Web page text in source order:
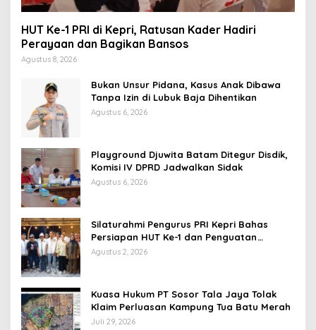
HUT Ke-1 PRI di Kepri, Ratusan Kader Hadiri
Perayaan dan Bagikan Bansos
Agustus 8, 2026
Bukan Unsur Pidana, Kasus Anak Dibawa
Tanpa Izin di Lubuk Baja Dihentikan
Agustus 6, 2026
Playground Djuwita Batam Ditegur Disdik,
Komisi IV DPRD Jadwalkan Sidak
Agustus 6, 2026
Silaturahmi Pengurus PRI Kepri Bahas
Persiapan HUT Ke-1 dan Penguatan
Konsolidasi Partai
Agustus 2, 2026
Kuasa Hukum PT Sosor Tala Jaya Tolak
Klaim Perluasan Kampung Tua Batu Merah
Juli 29, 2026